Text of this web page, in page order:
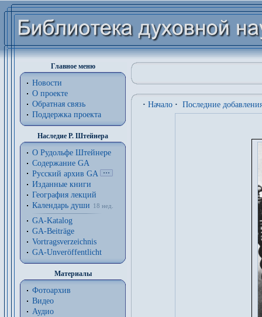
Главное меню
Новости
О проекте
Обратная связь
Поддержка проекта
Наследие Р. Штейнера
О Рудольфе Штейнере
Содержание GA
Русский архив GA
Изданные книги
География лекций
Календарь души
18 нед.
GA-Katalog
GA-Beiträge
Vortragsverzeichnis
GA-Unveröffentlicht
Материалы
Фотоархив
Видео
Аудио
· Начало · Последние